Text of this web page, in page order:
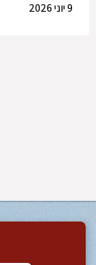
9 יוני 2026